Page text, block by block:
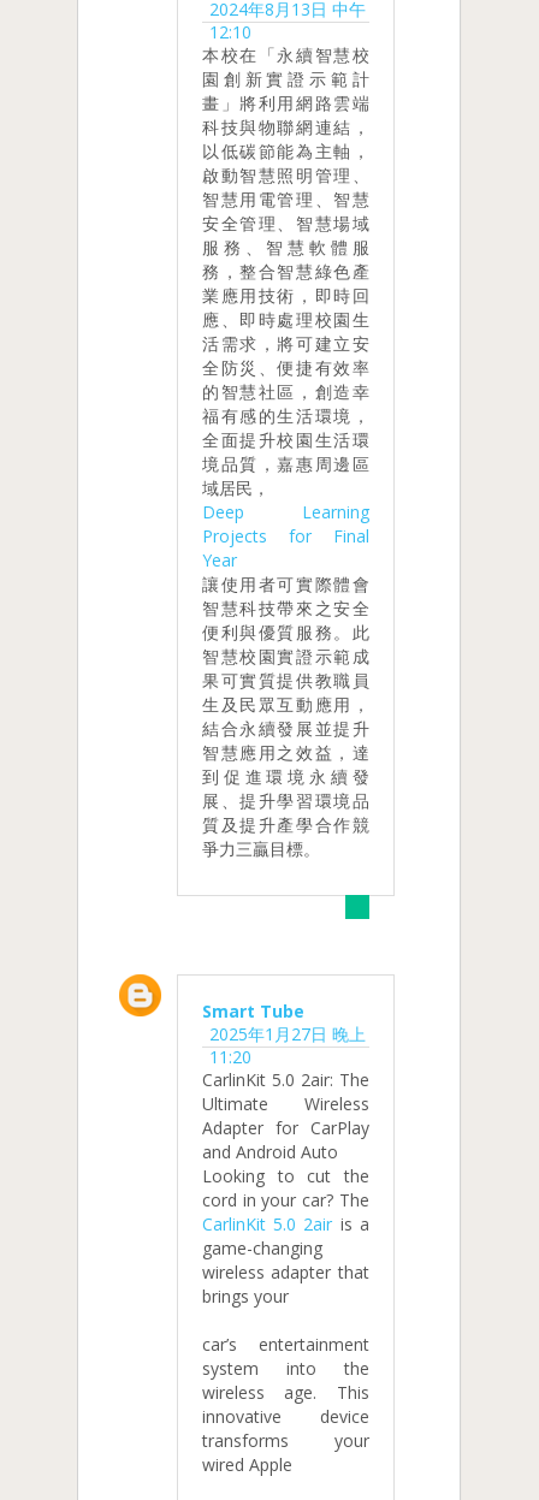
2024年8月13日 中午
12:10
本校在「永續智慧校
園創新實證示範計
畫」將利用網路雲端
科技與物聯網連結，
以低碳節能為主軸，
啟動智慧照明管理、
智慧用電管理、智慧
安全管理、智慧場域
服務、智慧軟體服
務，整合智慧綠色產
業應用技術，即時回
應、即時處理校園生
活需求，將可建立安
全防災、便捷有效率
的智慧社區，創造幸
福有感的生活環境，
全面提升校園生活環
境品質，嘉惠周邊區
域居民，
Deep Learning
Projects for Final
Year
讓使用者可實際體會
智慧科技帶來之安全
便利與優質服務。此
智慧校園實證示範成
果可實質提供教職員
生及民眾互動應用，
結合永續發展並提升
智慧應用之效益，達
到促進環境永續發
展、提升學習環境品
質及提升產學合作競
爭力三贏目標。
Smart Tube
2025年1月27日 晚上
11:20
CarlinKit 5.0 2air: The
Ultimate Wireless
Adapter for CarPlay
and Android Auto
Looking to cut the
cord in your car? The
CarlinKit 5.0 2air is a
game-changing
wireless adapter that
brings your
car’s entertainment
system into the
wireless age. This
innovative device
transforms your
wired Apple